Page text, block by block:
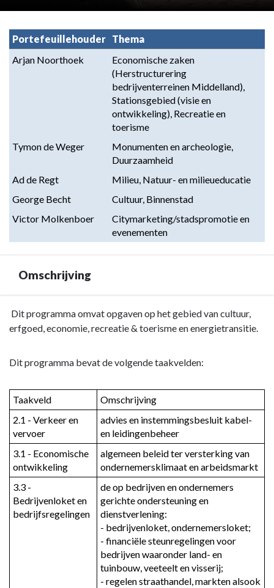
Portefeuillehouder Thema
Arjan Noorthoek
Economische zaken
(Herstructurering
bedrijventerreinen Middelland),
Stationsgebied (visie en
ontwikkeling), Recreatie en
toerisme
Tymon de Weger
Monumenten en archeologie,
Duurzaamheid
Ad de Regt
Milieu, Natuur- en milieueducatie
George Becht
Cultuur, Binnenstad
Victor Molkenboer
Citymarketing/stadspromotie en
evenementen
Omschrijving
Terug
naar
Programma
Cultuur,
economie
milieu
Omschrijving
Dit programma omvat opgaven op het gebied van cultuur,
erfgoed, economie, recreatie & toerisme en energietransitie.
Dit programma bevat de volgende taakvelden:
Taakveld
Omschrijving
2.1 - Verkeer en
vervoer
advies en instemmingsbesluit kabel-
en leidingenbeheer
3.1 - Economische
ontwikkeling
algemeen beleid ter versterking van
ondernemersklimaat en arbeidsmarkt
3.3 -
Bedrijvenloket en
bedrijfsregelingen
de op bedrijven en ondernemers
gerichte ondersteuning en
dienstverlening:
- bedrijvenloket, ondernemersloket;
- financiële steunregelingen voor
bedrijven waaronder land- en
tuinbouw, veeteelt en visserij;
- regelen straathandel, markten alsook